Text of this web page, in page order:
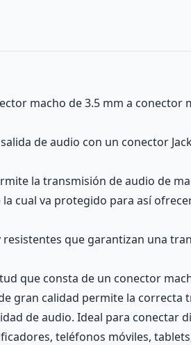
macho de 3.5 mm a
de audio con un conector
la transmisión de audio de
cual va protegido para así
que garantizan una
que consta de un conector
gran calidad permite la
de audio. Ideal para conectar
teléfonos móviles,